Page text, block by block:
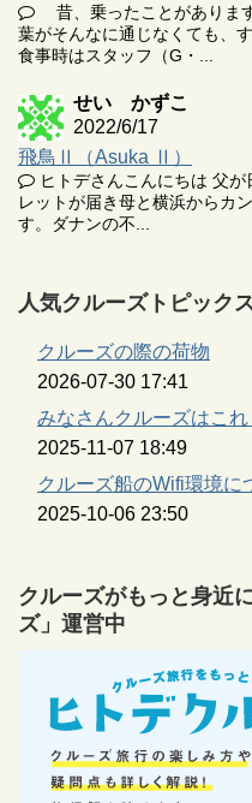
昔、乗ったことがありま
葉がそんなに通じなくても、
食事時はスタッフ（G・...
せい かずこ
2022/6/17
飛鳥Ⅱ（Asuka Ⅱ）
ヒトデさんこんにちは 父
レットが届き母と横浜からカ
す。ダナンの不...
人気クルーズトピック
クルーズの際の荷物
2026-07-30 17:41
みなさんクルーズはこ
2025-11-07 18:49
クルーズ船のWifi環境に
2025-10-06 23:50
クルーズがもっと身近
ズ」運営中